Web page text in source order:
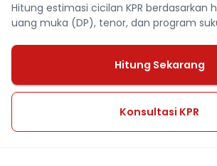
Hitung estimasi cicilan KPR berdasarkan
uang muka (DP), tenor, dan program
Hitung Sekarang
Konsultasi KPR